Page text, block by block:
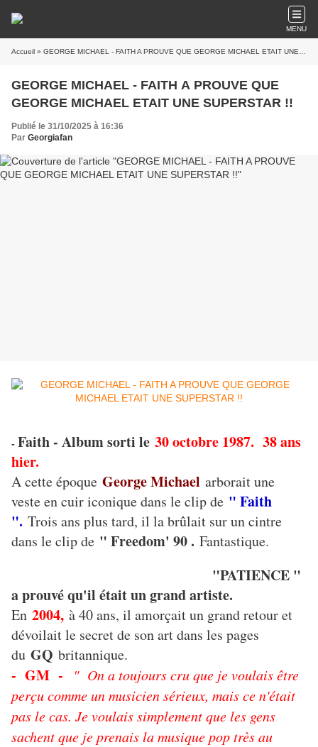
MENU
Accueil » GEORGE MICHAEL - FAITH A PROUVE QUE GEORGE MICHAEL ETAIT UNE SUPERSTAR !!
GEORGE MICHAEL - FAITH A PROUVE QUE
GEORGE MICHAEL ETAIT UNE SUPERSTAR !!
Publié le 31/10/2025 à 16:36
Par Georgiafan
- Faith - Album sorti le 30 octobre 1987. 38 ans
hier.
A cette époque George Michael arborait une
veste en cuir iconique dans le clip de " Faith
". Trois ans plus tard, il la brûlait sur un cintre
dans le clip de " Freedom' 90 . Fantastique.
"PATIENCE "
a prouvé qu'il était un grand artiste.
En 2004, à 40 ans, il amorçait un grand retour et
dévoilait le secret de son art dans les pages
du GQ britannique.
- GM -
" On a toujours cru que je voulais être
perçu comme un musicien sérieux, mais ce n'était
pas le cas. Je voulais simplement que les gens
sachent que je prenais la musique pop très au